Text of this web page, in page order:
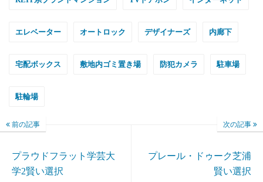
エレベーター オートロック デザイナーズ 内廊下
宅配ボックス 敷地内ゴミ置き場 防犯カメラ 駐車場
駐輪場
前の記事
プラウドフラット学芸大
学2賢い選択
次の記事
プレール・ドゥーク芝浦
賢い選択